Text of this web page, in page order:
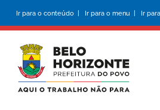
conteúdo
principal
Ir para o conteúdo | Ir para o menu | Ir